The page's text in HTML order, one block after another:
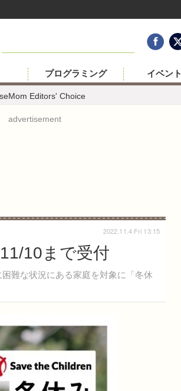
Editors' Choice
プログラミング イベント
advertisement
10まで受付
難な状況にある家庭を対象に「冬休
2022.11.4 Fri 13:15